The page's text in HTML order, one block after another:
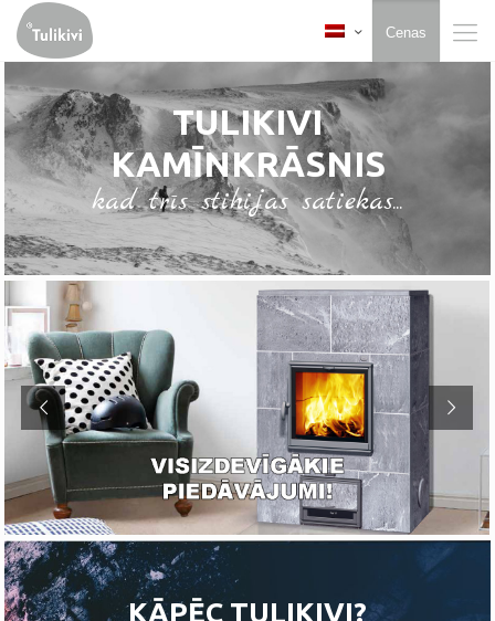
Cenas
TULIKIVI
KAMĪNKRĀSNIS
kad trīs stihijas satiekas...
KĀPĒC TULIKIVI?